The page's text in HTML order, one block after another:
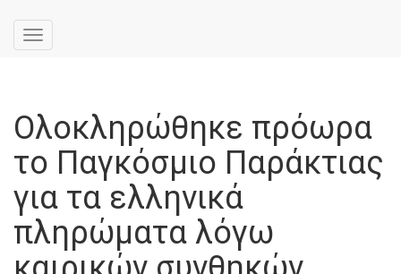
Toggle
navigation
Ολοκληρώθηκε πρόωρα
το Παγκόσμιο Παράκτιας
για τα ελληνικά
πληρώματα λόγω